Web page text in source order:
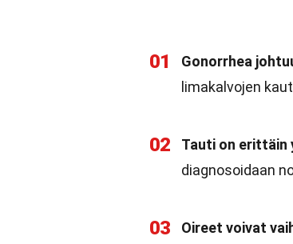
01 Gonorrhea
limakalvojen
02 Tauti on erittäin
diagnosoidaan
03 Oireet voivat